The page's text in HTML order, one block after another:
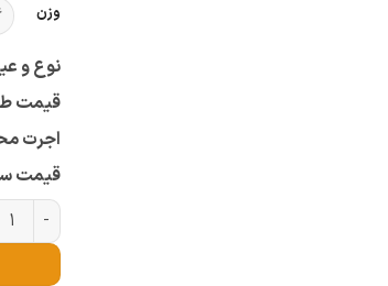
وزن
نوع و
قیمت طلای ۱۸
اجرت
قیمت
دستبند